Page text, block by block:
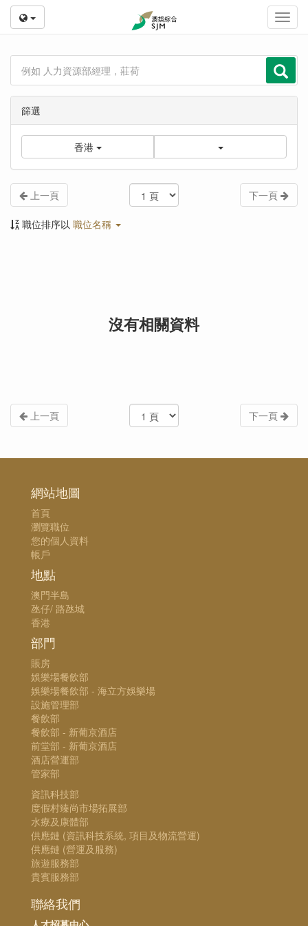
篩選
香港
上一頁 下一頁
職位排序以 職位名稱
沒有相關資料
上一頁 下一頁
網站地圖
首頁
瀏覽職位
您的個人資料
帳戶
地點
澳門半島
氹仔/ 路氹城
香港
部門
賬房
娛樂場餐飲部
娛樂場餐飲部 - 海立方娛樂場
設施管理部
餐飲部
餐飲部 - 新葡京酒店
前堂部 - 新葡京酒店
酒店營運部
管家部
資訊科技部
度假村臻尚市場拓展部
水療及康體部
供應鏈 (資訊科技系統, 項目及物流營運)
供應鏈 (營運及服務)
旅遊服務部
貴賓服務部
聯絡我們